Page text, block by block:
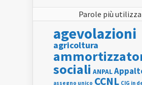
Parole più
agevolazioni
agricoltura
sociali ANPAL
assegno unico CCNL CIG in